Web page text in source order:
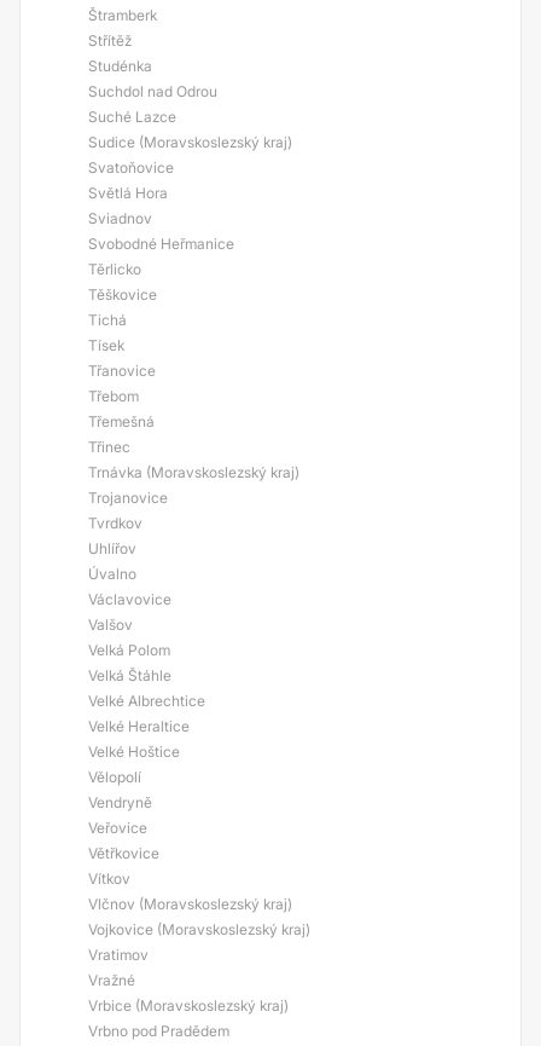
Štramberk
Střítěž
Studénka
Suchdol nad Odrou
Suché Lazce
Sudice (Moravskoslezský kraj)
Svatoňovice
Světlá Hora
Sviadnov
Svobodné Heřmanice
Těrlicko
Těškovice
Tichá
Tísek
Třanovice
Třebom
Třemešná
Třinec
Trnávka (Moravskoslezský kraj)
Trojanovice
Tvrdkov
Uhlířov
Úvalno
Václavovice
Valšov
Velká Polom
Velká Štáhle
Velké Albrechtice
Velké Heraltice
Velké Hoštice
Vělopolí
Vendryně
Veřovice
Větřkovice
Vítkov
Vlčnov (Moravskoslezský kraj)
Vojkovice (Moravskoslezský kraj)
Vratimov
Vražné
Vrbice (Moravskoslezský kraj)
Vrbno pod Pradědem